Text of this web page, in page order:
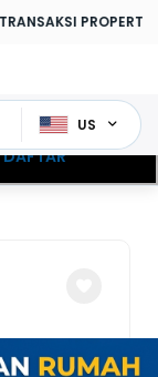
US
DAFTAR